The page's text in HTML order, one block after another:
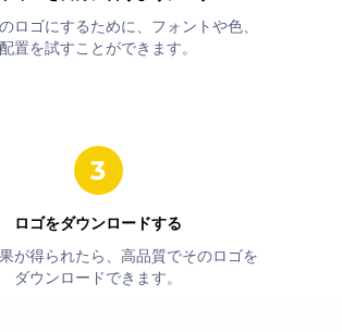
ロゴにするために、フォントや色、
配置を試すことができます。
ロゴをダウンロードする
が得られたら、高品質でそのロゴを
ダウンロードできます。